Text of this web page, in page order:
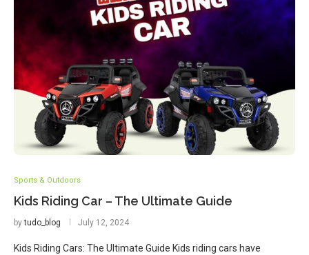
Sports & Outdoors
Kids Riding Car – The Ultimate Guide
bytudo_blog July 12, 2024
Kids Riding Cars: The Ultimate Guide Kids riding cars have